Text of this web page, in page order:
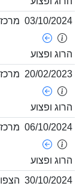
03/10/
ופצוע
מרכז
20/02/
ופצוע
מרכז
06/10/
ופצוע
מרכז
30/10/ הצפון